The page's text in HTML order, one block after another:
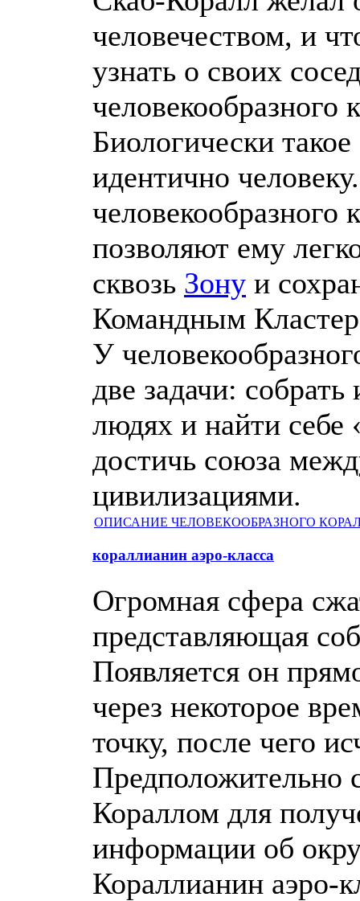
человечеством, и
узнать о своих
человекообразного
Биологически
идентично
человекообразного
позволяют ему
сквозь Зону и
Командным
У
две задачи:
людях и найти себе
достичь союза
цивилизациями.
ОПИСАНИЕ ЧЕЛОВЕКООБРАЗНОГО
кораллианин аэро-класса
Огромная сфера
представляющая
Появляется он
через некоторое
точку, после чего
Предположительно
Кораллом для
информации об
Кораллианин аэро-